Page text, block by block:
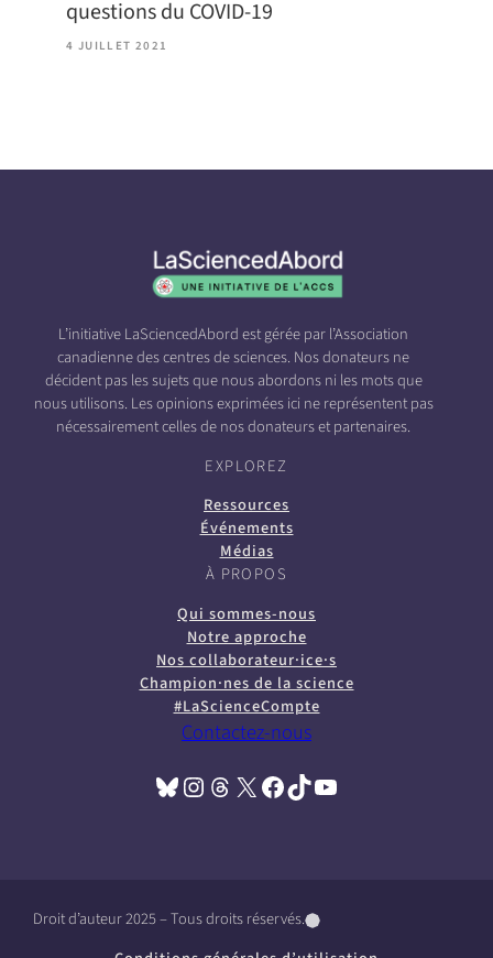
questions du COVID-19
4 JUILLET 2021
L’initiative LaSciencedAbord est gérée par l’Association
canadienne des centres de sciences. Nos donateurs ne
décident pas les sujets que nous abordons ni les mots que
nous utilisons. Les opinions exprimées ici ne représentent pas
nécessairement celles de nos donateurs et partenaires.
EXPLOREZ
Ressources
Événements
Médias
À PROPOS
Qui sommes-nous
Notre approche
Nos collaborateur·ice·s
Champion·nes de la science
#LaScienceCompte
Contactez-nous
Bluesky(opens in a new tab) Instagram
(opens in a new tab) Threads(opens in a new tab) X(opens in a new tab) Facebook(opens in a new tab) TikTok(opens in a new tab) YouTube(opens in a new tab)
Droit d’auteur 2025 – Tous droits réservés.(
o
(
o
(
o